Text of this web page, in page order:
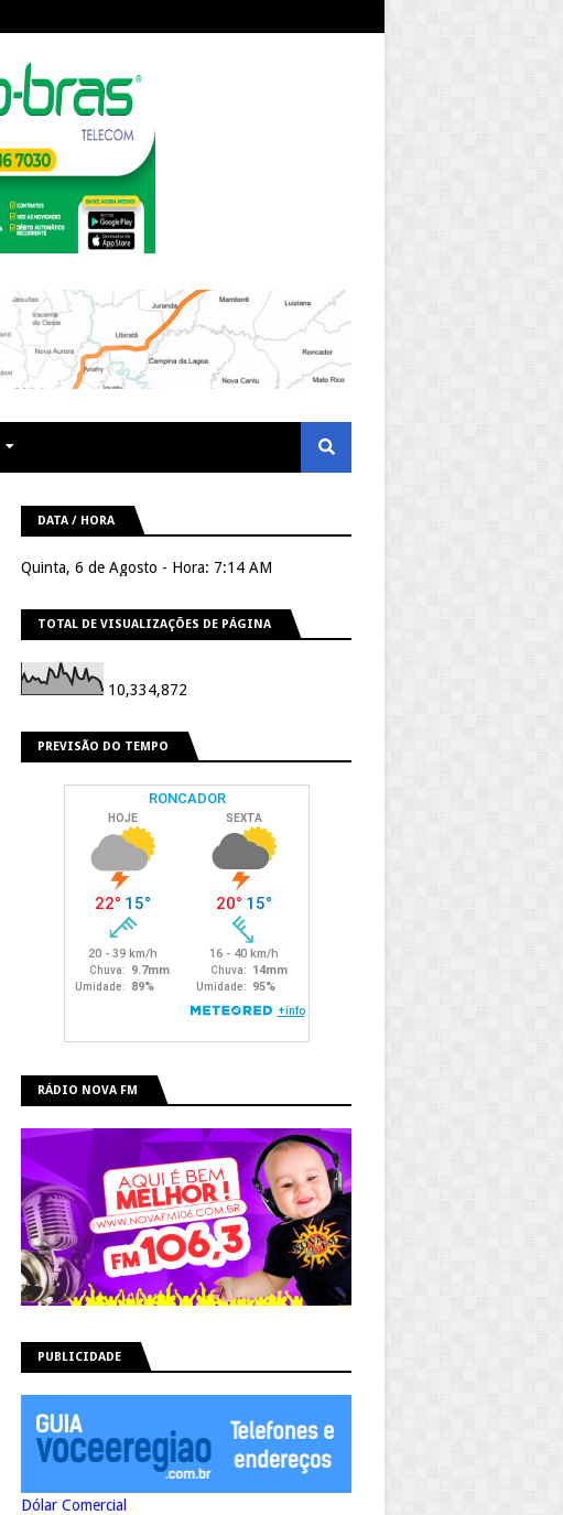
DATA / HORA
Quinta, 6 de Agosto - Hora: 7:14 AM
TOTAL DE VISUALIZAÇÕES DE PÁGINA
10,334,872
PREVISÃO DO TEMPO
RÁDIO NOVA FM
PUBLICIDADE
Dólar Comercial